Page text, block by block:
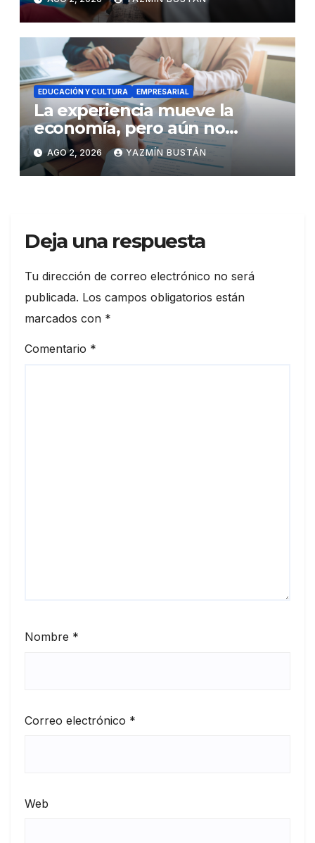
talento local
EDUCACIÓN Y CULTURA EMPRESARIAL
La experiencia mueve la
economía, pero aún no
garantiza el crecimiento
profesional en Ecuador
AGO 2, 2026 YAZMÍN BUSTÁN
Deja una respuesta
Tu dirección de correo electrónico no será
publicada. Los campos obligatorios están
marcados con *
Comentario *
Nombre *
Correo electrónico *
Web